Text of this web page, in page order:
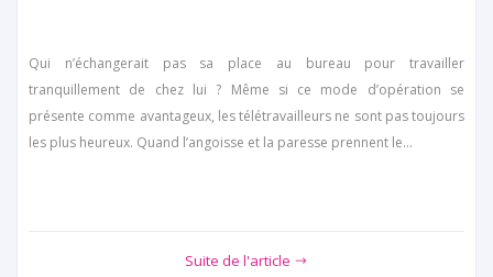
Qui n’échangerait pas sa place au bureau pour travailler
tranquillement de chez lui ? Même si ce mode d’opération se
présente comme avantageux, les télétravailleurs ne sont pas toujours
les plus heureux. Quand l’angoisse et la paresse prennent le...
Suite de l'article